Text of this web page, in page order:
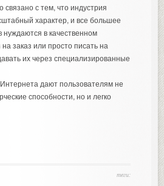
с тем, что индустрия
характер, и все большее
нуждаются в качественном
заказ или просто писать на
их через специализированные
дают пользователям не
способности, но и легко
теги: